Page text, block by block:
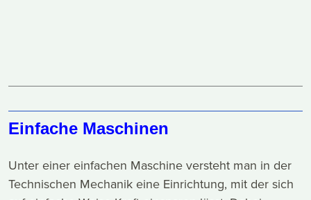
Einfache Maschinen
Unter einer einfachen Maschine versteht man in der
Technischen Mechanik eine Einrichtung, mit der sich